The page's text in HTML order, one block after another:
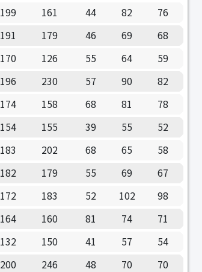
199 161 44 82
76
191 179 46 69
68
170 126 55 64
59
196 230 57 90
82
174 158 68 81
78
154 155 39 55
52
183 202 68 65
58
182 179 55 69
67
172 183 52 102
98
164 160 81 74
71
132 150 41 57
54
200 246 48 70
70